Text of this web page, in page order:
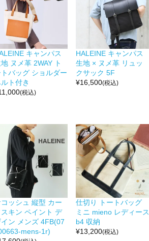
キャンパス
ヌメ革 2WAY ト
バッグ ショルダー
ト付き
(税込)
HALEINE キャンパス
生地 × ヌメ革 リュッ
クサック 5F
¥16,500(税込)
ッシュ 縦型 カー
キン ペイント デ
ン メンズ 4FB(07
mens-1r)
仕切り トートバッグ
ミニ mieno レディース
b4 収納
¥13,200(税込)